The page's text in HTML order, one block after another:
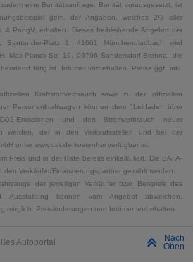
eine Bonitätsanfrage. Bonität vorausgesetzt, ist
gem. der Angaben, welches 2/3 aller
4 PangV, erhalten. Dieses freibleibende Angebot der
Santander-Platz 1, 41061 Mönchengladbach wird
Max-Planck-Str. 19, 06796 Sandersdorf-Brehna, die
tätig ist. Irrtümer vorbehalten. Preise ggf. inkl.
Kraftstoffverbrauch sowie zu den offiziellen
Personenkraftwagen können dem "Leitfaden über
Emissionen und den Stromverbrauch neuer
werden, der in den Verkaufsstellen und bei der
unter www.dat.de kostenfrei verfügbar ist.
Preis und in der Rate bereits einkalkuliert. Die BAFA-
den Verkäufer/Finanzierungspartner gezahlt werden.
der jeweiligen Verkäufer bzw. Beispiele des
Ausstattung können vom Angebot abweichen.
möglich. Preisänderungen und Irrtümer vorbehalten.
Autoportal
Nach
Oben